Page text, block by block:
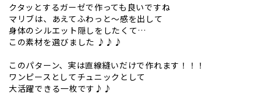
クタッとするガーゼで作っても良いですね
マリブは、あえてふわっと～感を出して
身体のシルエット隠しをしたくて…
この素材を選びました ♪♪♪
このパターン、実は直線縫いだけで作れます！！！
ワンピースとしてチュニックとして
大活躍できる一枚です♪♪